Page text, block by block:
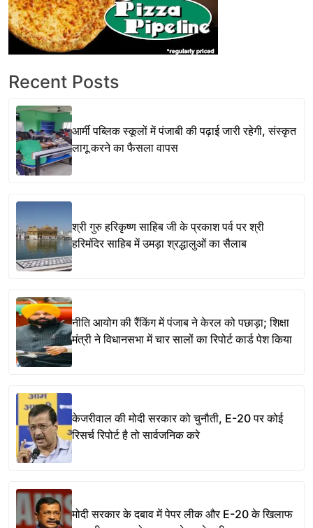
Recent Posts
आर्मी पब्लिक स्कूलों में पंजाबी की पढ़ाई जारी रहेगी, संस्कृत
लागू करने का फैसला वापस
श्री गुरु हरिकृष्ण साहिब जी के प्रकाश पर्व पर श्री
हरिमंदिर साहिब में उमड़ा श्रद्धालुओं का सैलाब
नीति आयोग की रैंकिंग में पंजाब ने केरल को पछाड़ा; शिक्षा
मंत्री ने विधानसभा में चार सालों का रिपोर्ट कार्ड पेश किया
केजरीवाल की मोदी सरकार को चुनौती, E-20 पर कोई
रिसर्च रिपोर्ट है तो सार्वजनिक करे
मोदी सरकार के दबाव में पेपर लीक और E-20 के खिलाफ